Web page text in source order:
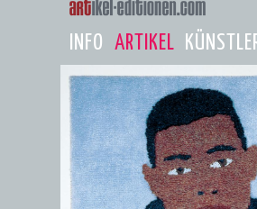
INFO ARTIKEL